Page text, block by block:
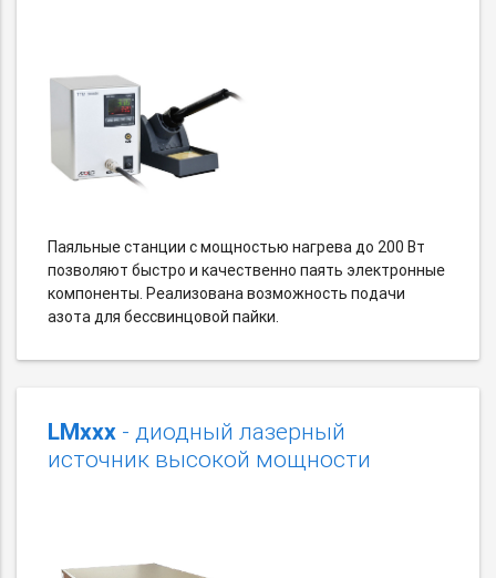
Паяльные станции с мощностью нагрева до 200 Вт
позволяют быстро и качественно паять электронные
компоненты. Реализована возможность подачи
азота для бессвинцовой пайки.
LMxxx - диодный лазерный
источник высокой мощности